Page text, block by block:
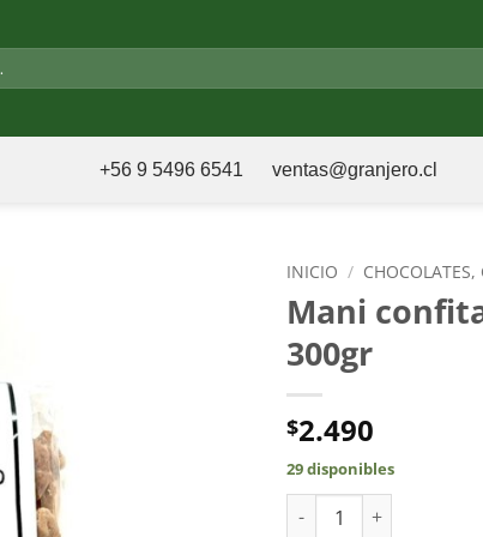
+56 9 5496 6541 ventas@granjero.cl
INICIO / CHOCOLATES,
Mani
300gr
$2.490
29 disponibles
Mani confitado Natural